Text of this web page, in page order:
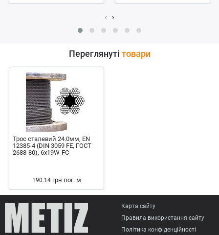
‹ ›
Переглянуті товари
Трос сталевий 24.0мм, EN
12385-4 (DIN 3059 FE, ГОСТ
2688-80), 6x19W-FC
190.14 грн пог. м
Карта сайту
Правила використання сайту
Політика конфіденційності